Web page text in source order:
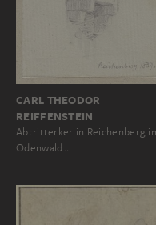
CARL THEODOR
REIFFENSTEIN
Abtritterker in Reichenberg
Odenwald…